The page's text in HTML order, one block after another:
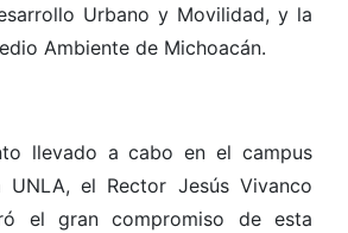
Urbano y Movilidad, y la
Ambiente de Michoacán.
llevado a cabo en el campus
el Rector Jesús Vivanco
el gran compromiso de esta